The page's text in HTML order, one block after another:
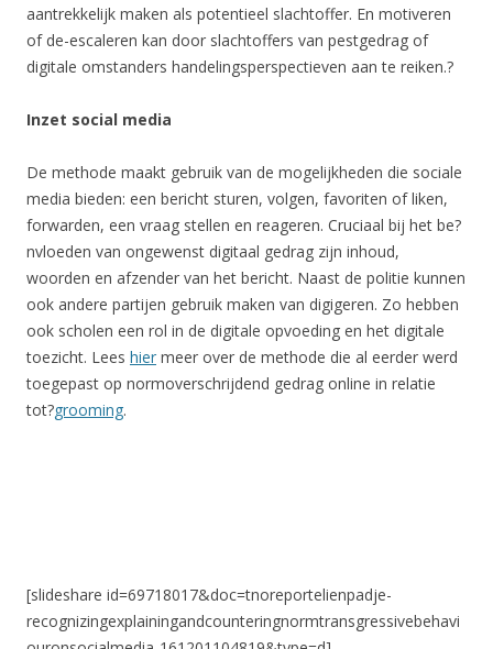
aantrekkelijk maken als potentieel slachtoffer. En motiveren
of de-escaleren kan door slachtoffers van pestgedrag of
digitale omstanders handelingsperspectieven aan te reiken.?
Inzet social media
De methode maakt gebruik van de mogelijkheden die sociale
media bieden: een bericht sturen, volgen, favoriten of liken,
forwarden, een vraag stellen en reageren. Cruciaal bij het be?
nvloeden van ongewenst digitaal gedrag zijn inhoud,
woorden en afzender van het bericht. Naast de politie kunnen
ook andere partijen gebruik maken van digigeren. Zo hebben
ook scholen een rol in de digitale opvoeding en het digitale
toezicht. Lees hier meer over de methode die al eerder werd
toegepast op normoverschrijdend gedrag online in relatie
tot?grooming.
[slideshare id=69718017&doc=tnoreportelienpadje-
recognizingexplainingandcounteringnormtransgressivebehavi